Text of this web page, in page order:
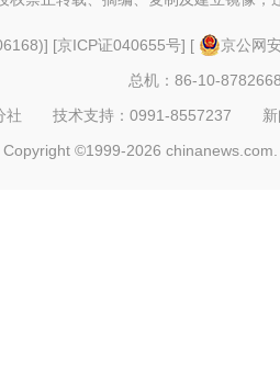
] [京ICP证040655号] [
京公网
总机：86-10-
分社 技术支持：0991-8557237
Copyright ©1999-2026